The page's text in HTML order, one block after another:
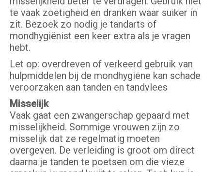
te vaak zoetigheid en dranken waar suiker in
zit. Bezoek zo nodig je tandarts of
mondhygiënist een keer extra als je vragen
hebt.
Let op: overdreven of verkeerd gebruik van
hulpmiddelen bij de mondhygiëne kan schade
veroorzaken aan tanden en tandvlees
Misselijk
Vaak gaat een zwangerschap gepaard met
misselijkheid. Sommige vrouwen zijn zo
misselijk dat ze regelmatig moeten
overgeven. De verleiding is groot om direct
daarna je tanden te poetsen om die vieze